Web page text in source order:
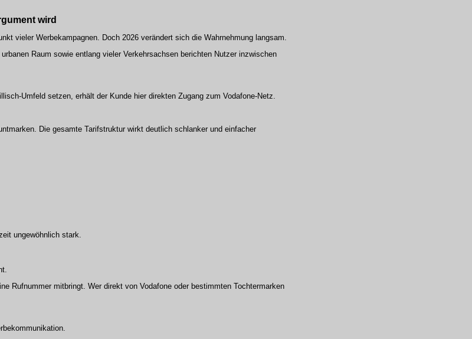
wird
vieler Werbekampagnen. Doch 2026 verändert sich die Wahrnehmung langsam.
Raum sowie entlang vieler Verkehrsachsen berichten Nutzer inzwischen
Umfeld setzen, erhält der Kunde hier direkten Zugang zum Vodafone-Netz.
Die gesamte Tarifstruktur wirkt deutlich schlanker und einfacher
ungewöhnlich stark.
Rufnummer mitbringt. Wer direkt von Vodafone oder bestimmten Tochtermarken